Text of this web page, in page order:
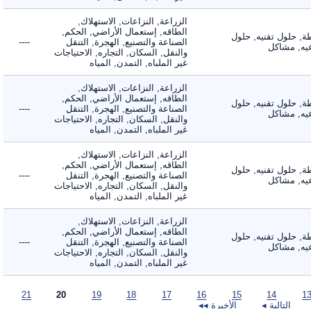
حلول تقنيه, حلول
مشاكل
الزراعة, النزاعات, الاستهلاك,
الطاقه, إستعمال الأراضي, الحكم,
الصناعة والتصنيع, الهجرة, التنقل
والنقل, السكان, التجاره, الاحتياجات
غير الملباه, التمدن, المياه
----
حلول تقنيه, حلول
مشاكل
الزراعة, النزاعات, الاستهلاك,
الطاقه, إستعمال الأراضي, الحكم,
الصناعة والتصنيع, الهجرة, التنقل
والنقل, السكان, التجاره, الاحتياجات
غير الملباه, التمدن, المياه
----
حلول تقنيه, حلول
مشاكل
الزراعة, النزاعات, الاستهلاك,
الطاقه, إستعمال الأراضي, الحكم,
الصناعة والتصنيع, الهجرة, التنقل
والنقل, السكان, التجاره, الاحتياجات
غير الملباه, التمدن, المياه
----
حلول تقنيه, حلول
مشاكل
الزراعة, النزاعات, الاستهلاك,
الطاقه, إستعمال الأراضي, الحكم,
الصناعة والتصنيع, الهجرة, التنقل
والنقل, السكان, التجاره, الاحتياجات
غير الملباه, التمدن, المياه
----
التالية ◂
الأخيرة ◂◂